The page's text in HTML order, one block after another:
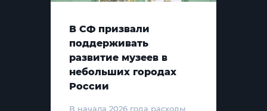
В СФ призвали
поддерживать
развитие музеев в
небольших городах
России
В начала 2026 года расходы